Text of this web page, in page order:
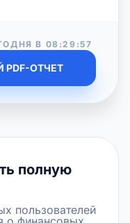
В 08:29:57
ОТЧЕТ
полную
пользователей